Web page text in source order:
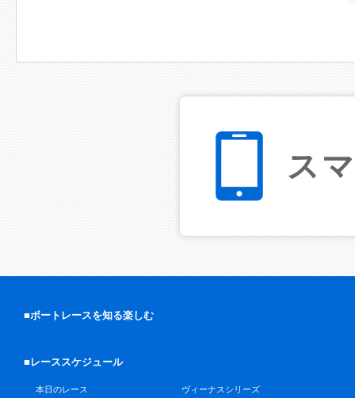
ス
■ボートレースを知る楽しむ
■レーススケジュール
本日のレース
ヴィーナスシリーズ